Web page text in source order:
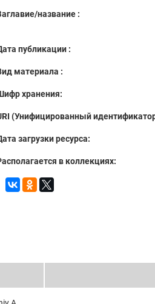
название :
публикации :
материала :
хранения:
(Унифицированный
загрузки ресурса:
в коллекциях: